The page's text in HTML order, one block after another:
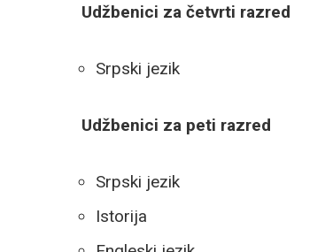
Udžbenici za četvrti razred
Srpski jezik
Udžbenici za peti razred
Srpski jezik
Istorija